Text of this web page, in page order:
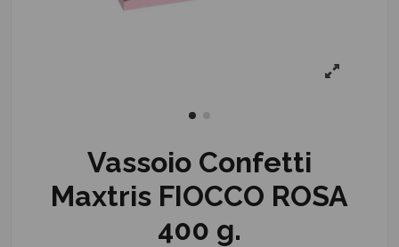
Vassoio Confetti
Maxtris FIOCCO ROSA
400 g.